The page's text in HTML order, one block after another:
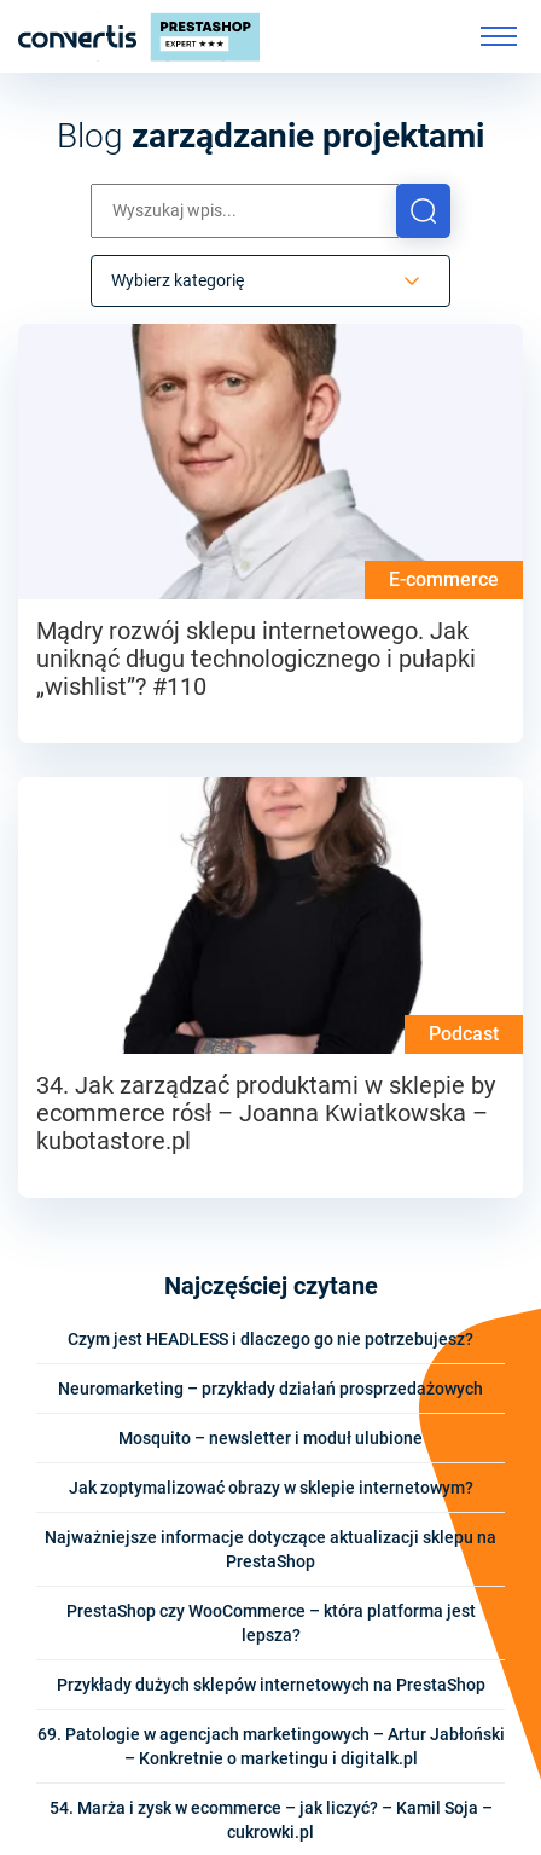
Blog zarządzanie projektami
Wybierz kategorię
E-commerce
Mądry rozwój sklepu internetowego. Jak
uniknąć długu technologicznego i pułapki
„wishlist”? #110
Podcast
34. Jak zarządzać produktami w sklepie by
ecommerce rósł – Joanna Kwiatkowska –
kubotastore.pl
Najczęściej czytane
Czym jest HEADLESS i dlaczego go nie potrzebujesz?
Neuromarketing – przykłady działań prosprzedażowych
Mosquito – newsletter i moduł ulubione
Jak zoptymalizować obrazy w sklepie internetowym?
Najważniejsze informacje dotyczące aktualizacji sklepu na
PrestaShop
PrestaShop czy WooCommerce – która platforma jest
lepsza?
Przykłady dużych sklepów internetowych na PrestaShop
69. Patologie w agencjach marketingowych – Artur Jabłoński
– Konkretnie o marketingu i digitalk.pl
54. Marża i zysk w ecommerce – jak liczyć? – Kamil Soja –
cukrowki.pl